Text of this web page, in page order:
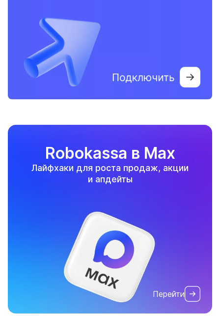
Robokassa в Max
Лайфхаки для роста продаж, акции
и апдейты
Перейти